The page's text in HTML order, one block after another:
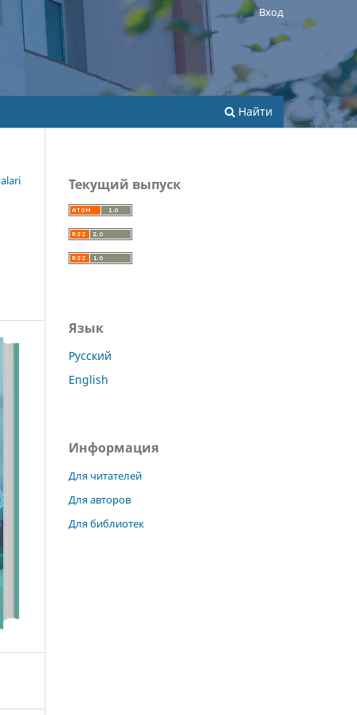
Найти
Вход
Текущий выпуск
Язык
Русский
English
Информация
Для читателей
Для авторов
Для библиотек